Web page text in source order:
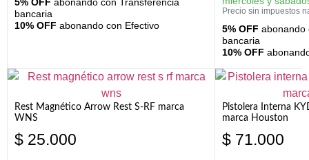
bancaria
10% OFF abonando con Efectivo
Precio sin impuestos
5% OFF abonando
bancaria
10% OFF
Rest Magnético Arrow Rest S-RF marca
WNS
$ 25.000
Pistolera Interna
marca Houston
$ 71.000